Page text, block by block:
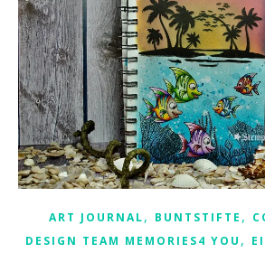
ART JOURNAL, BUNTSTIFTE ,
DESIGN TEAM MEMORIES4 YOU ,